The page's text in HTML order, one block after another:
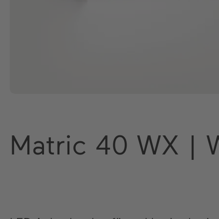
Matric 40 WX |